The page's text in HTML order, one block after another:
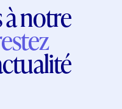
notre